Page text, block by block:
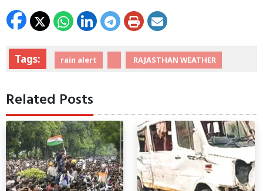
Tags: rain alert RAJASTHAN WEATHER
Related Posts